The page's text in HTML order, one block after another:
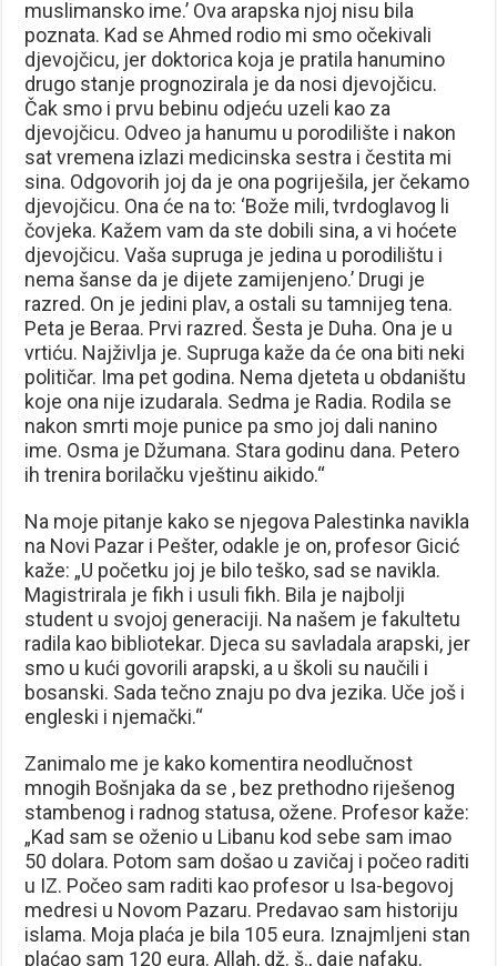
muslimansko ime.’ Ova arapska njoj nisu bila
poznata. Kad se Ahmed rodio mi smo očekivali
djevojčicu, jer doktorica koja je pratila hanumino
drugo stanje prognozirala je da nosi djevojčicu.
Čak smo i prvu bebinu odjeću uzeli kao za
djevojčicu. Odveo ja hanumu u porodilište i nakon
sat vremena izlazi medicinska sestra i čestita mi
sina. Odgovorih joj da je ona pogriješila, jer čekamo
djevojčicu. Ona će na to: ‘Bože mili, tvrdoglavog li
čovjeka. Kažem vam da ste dobili sina, a vi hoćete
djevojčicu. Vaša supruga je jedina u porodilištu i
nema šanse da je dijete zamijenjeno.’ Drugi je
razred. On je jedini plav, a ostali su tamnijeg tena.
Peta je Beraa. Prvi razred. Šesta je Duha. Ona je u
vrtiću. Najživlja je. Supruga kaže da će ona biti neki
političar. Ima pet godina. Nema djeteta u obdaništu
koje ona nije izudarala. Sedma je Radia. Rodila se
nakon smrti moje punice pa smo joj dali nanino
ime. Osma je Džumana. Stara godinu dana. Petero
ih trenira borilačku vještinu aikido.“
Na moje pitanje kako se njegova Palestinka navikla
na Novi Pazar i Pešter, odakle je on, profesor Gicić
kaže: „U početku joj je bilo teško, sad se navikla.
Magistrirala je fikh i usuli fikh. Bila je najbolji
student u svojoj generaciji. Na našem je fakultetu
radila kao bibliotekar. Djeca su savladala arapski, jer
smo u kući govorili arapski, a u školi su naučili i
bosanski. Sada tečno znaju po dva jezika. Uče još i
engleski i njemački.“
Zanimalo me je kako komentira neodlučnost
mnogih Bošnjaka da se , bez prethodno riješenog
stambenog i radnog statusa, ožene. Profesor kaže:
„Kad sam se oženio u Libanu kod sebe sam imao
50 dolara. Potom sam došao u zavičaj i počeo raditi
u IZ. Počeo sam raditi kao profesor u Isa-begovoj
medresi u Novom Pazaru. Predavao sam historiju
islama. Moja plaća je bila 105 eura. Iznajmljeni stan
plaćao sam 120 eura. Allah, dž. š., daje nafaku.